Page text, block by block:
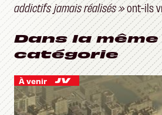
addictifs jamais réalisés »ont-ils
et un public ?
Dans la même
catégorie
À venir